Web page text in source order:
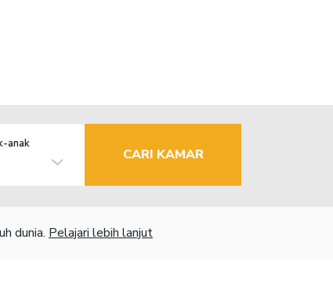
anak
CARI KAMAR
dunia. Pelajari lebih lanjut